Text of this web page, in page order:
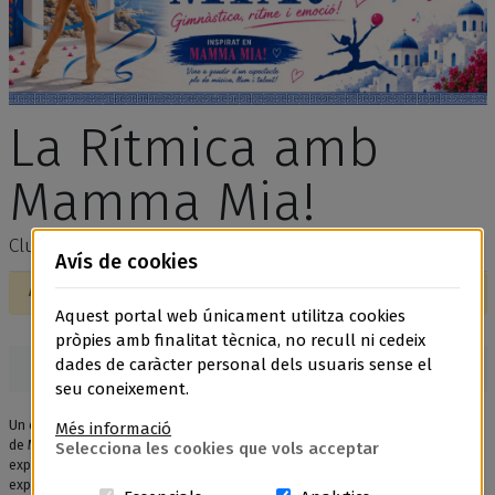
La Rítmica amb
Mamma Mia!
Club de Gimnàstica Roses
Aquesta informació pertany a un esdeveniment passat
Un espectacle de gimnàstica rítmica inspirat en l’energia, la música i l’esperit
de Mamma Mia. Les gimnastes presenten coreografies plenes de ritme,
expressivitat i color, donant vida a les cançons més conegudes. Una
experiència plena de música, emoció i moviment que converteix el tapís en
Avís de cookies
Aquest portal web únicament utilitza cookies
pròpies amb finalitat tècnica, no recull ni cedeix
dades de caràcter personal dels usuaris sense el
seu coneixement.
Més informació
Selecciona les cookies que vols acceptar